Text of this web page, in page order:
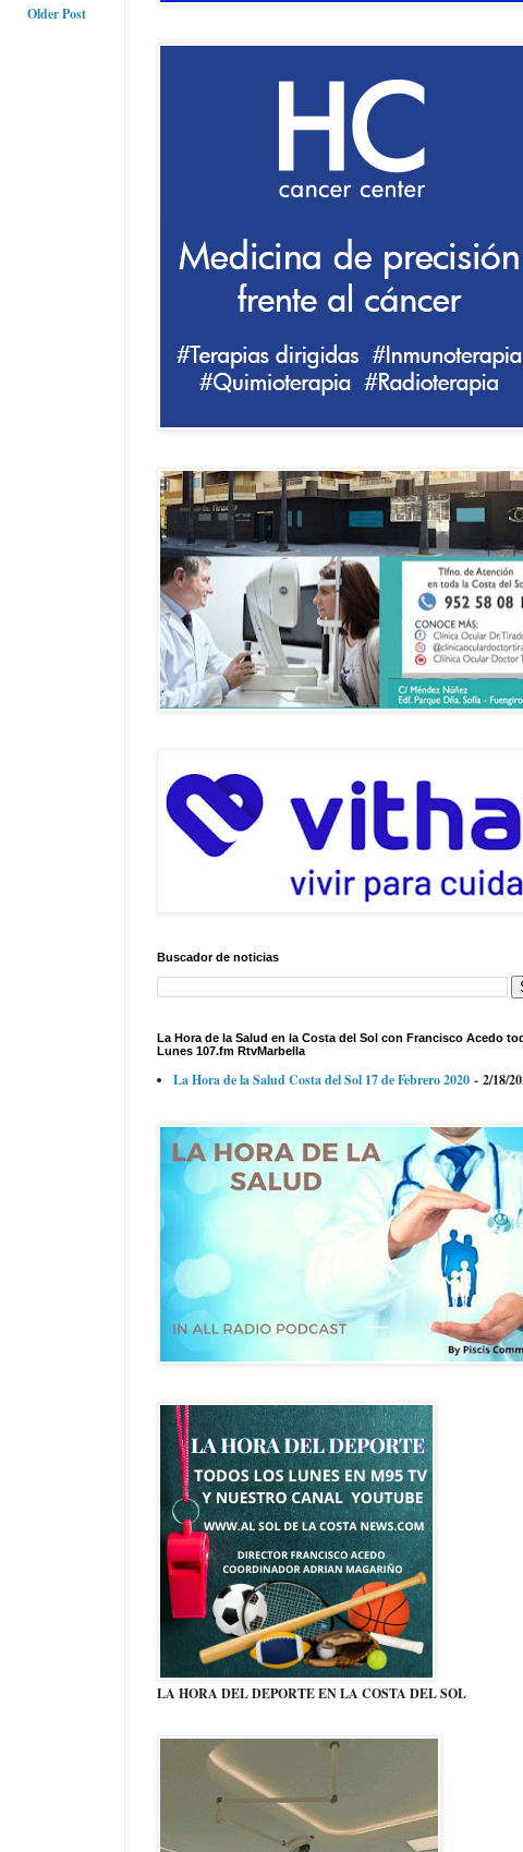
Older Post
Buscador de noticias
La Hora de la Salud en la Costa del Sol con Francisco Acedo
Lunes 107.fm RtvMarbella
La Hora de la Salud Costa del Sol 17 de Febrero 2020 - 2/18/
LA HORA DEL DEPORTE EN LA COSTA DEL SOL